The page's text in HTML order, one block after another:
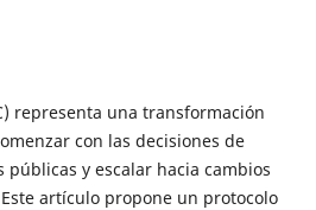
representa una transformación
con las decisiones de
y escalar hacia cambios
artículo propone un protocolo